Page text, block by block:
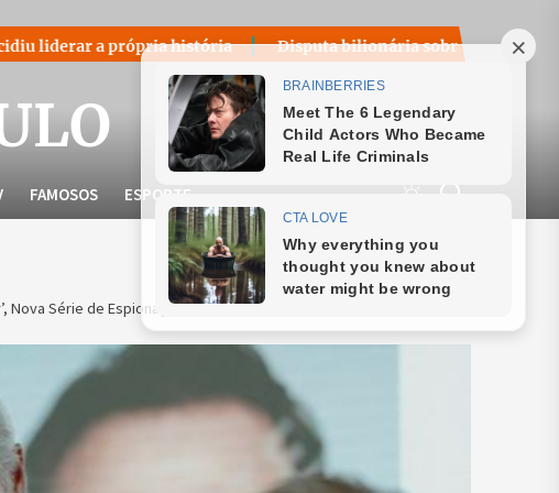
história Disputa bilionária sobre royalties do petróleo volta
FAMOSOS ESPORTE
Nova Série de Espionagem Política com Richard Gere e Michael Fassbender